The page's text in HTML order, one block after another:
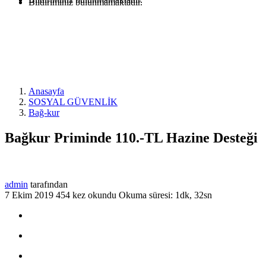
Bildiriminiz bulunmamaktadır.
Anasayfa
SOSYAL GÜVENLİK
Bağ-kur
Bağkur Priminde 110.-TL Hazine Desteği
admin tarafından
7 Ekim 2019 454 kez okundu Okuma süresi: 1dk, 32sn